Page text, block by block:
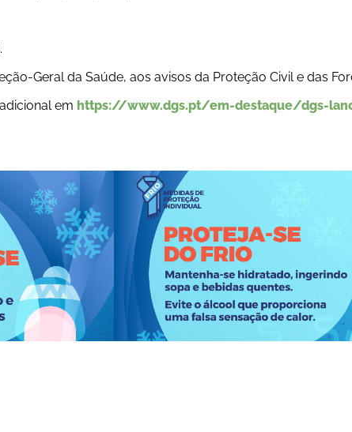
Geral da Saúde, aos avisos da Proteção Civil e das
em https://www.dgs.pt/em-destaque/dgs-